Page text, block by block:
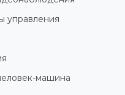
управления
машина